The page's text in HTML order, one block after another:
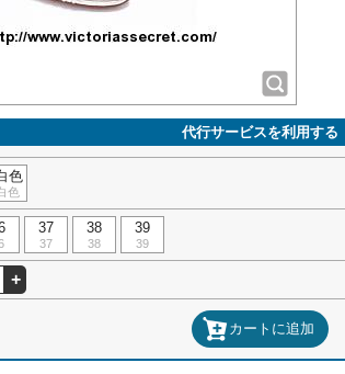
代行サービスを利用する
色
色
37
37
38
38
39
39
+
カートに追加